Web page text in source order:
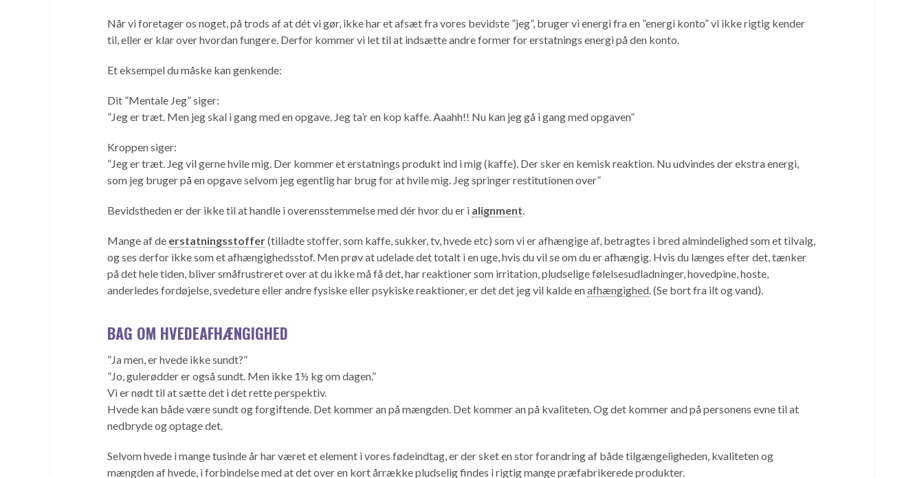
Når vi foretager os noget, på trods af at dét vi gør, ikke har et afsæt fra vores bevidste ”jeg”, bruger vi energi fra en ”energi konto” vi ikke rigtig kender
til, eller er klar over hvordan fungere. Derfor kommer vi let til at indsætte andre former for erstatnings energi på den konto.
Et eksempel du måske kan genkende:
Dit ”Mentale Jeg” siger:
”Jeg er træt. Men jeg skal i gang med en opgave. Jeg ta’r en kop kaffe. Aaahh!! Nu kan jeg gå i gang med opgaven”
Kroppen siger:
”Jeg er træt. Jeg vil gerne hvile mig. Der kommer et erstatnings produkt ind i mig (kaffe). Der sker en kemisk reaktion. Nu udvindes der ekstra energi,
som jeg bruger på en opgave selvom jeg egentlig har brug for at hvile mig. Jeg springer restitutionen over”
Bevidstheden er der ikke til at handle i overensstemmelse med dér hvor du er i alignment.
Mange af de erstatningsstoffer(tilladte stoffer, som kaffe, sukker, tv, hvede etc) som vi er afhængige af, betragtes i bred almindelighed som et tilvalg,
og ses derfor ikke som et afhængighedsstof. Men prøv at udelade det totalt i en uge, hvis du vil se om du er afhængig. Hvis du længes efter det, tænker
på det hele tiden, bliver småfrustreret over at du ikke må få det, har reaktioner som irritation, pludselige følelsesudladninger, hovedpine, hoste,
anderledes fordøjelse, svedeture eller andre fysiske eller psykiske reaktioner, er det det jeg vil kalde enafhængighed. (Se bort fra ilt og vand).
BAG OM HVEDEAFHÆNGIGHED
”Ja men, er hvede ikke sundt?”
”Jo, gulerødder er også sundt. Men ikke 1½ kg om dagen.”
Vi er nødt til at sætte det i det rette perspektiv.
Hvede kan både være sundt og forgiftende. Det kommer an på mængden. Det kommer an på kvaliteten. Og det kommer and på personens evne til at
nedbryde og optage det.
Selvom hvede i mange tusinde år har været et element i vores fødeindtag, er der sket en stor forandring af både tilgængeligheden, kvaliteten og
mængden af hvede, i forbindelse med at det over en kort årrække pludselig findes i rigtig mange præfabrikerede produkter.